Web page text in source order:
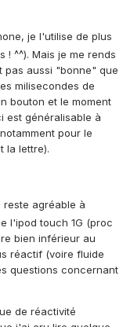
je l'utilise de plus
! ^^). Mais je me rends
pas aussi "bonne" que
milisecondes de
bouton et le moment
est généralisable à
pour le
la lettre).
agréable à
l'ipod touch 1G (proc
bien inférieur au
réactif (voire fluide
questions concernant
de réactivité